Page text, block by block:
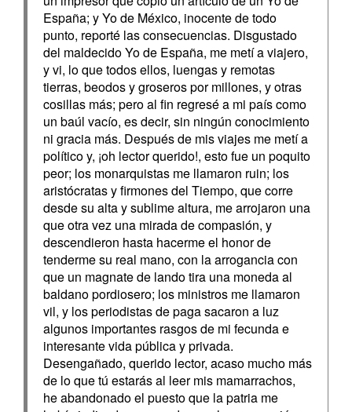
España; y Yo de México, inocente de todo
punto, reporté las consecuencias. Disgustado
del maldecido Yo de España, me metí a viajero,
y vi, lo que todos ellos, luengas y remotas
tierras, beodos y groseros por millones, y otras
cosillas más; pero al fin regresé a mi país como
un baúl vacío, es decir, sin ningún conocimiento
ni gracia más. Después de mis viajes me metí a
político y, ¡oh lector querido!, esto fue un poquito
peor; los monarquistas me llamaron ruin; los
aristócratas y firmones del Tiempo, que corre
desde su alta y sublime altura, me arrojaron una
que otra vez una mirada de compasión, y
descendieron hasta hacerme el honor de
tenderme su real mano, con la arrogancia con
que un magnate de lando tira una moneda al
baldano pordiosero; los ministros me llamaron
vil, y los periodistas de paga sacaron a luz
algunos importantes rasgos de mi fecunda e
interesante vida pública y privada.
Desengañado, querido lector, acaso mucho más
de lo que tú estarás al leer mis mamarrachos,
he abandonado el puesto que la patria me